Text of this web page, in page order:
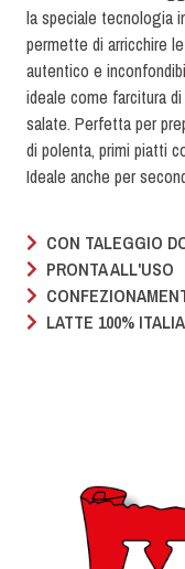
la speciale tecnologia
permette di arricchire
autentico e
ideale come farcitura
salate. Perfetta per
di polenta, primi piatti
Ideale anche per
CON TALEGGIO
PRONTA ALL'USO
LATTE 100%